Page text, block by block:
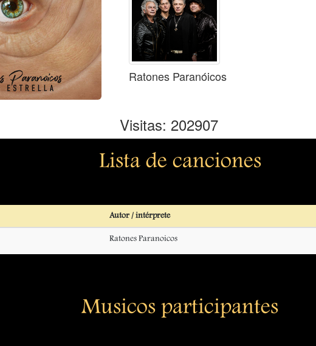
Ratones Paranóicos
Visitas: 202907
Lista de canciones
Autor / intérprete
Ratones Paranoicos
Musicos participantes